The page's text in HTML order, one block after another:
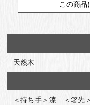
この商品
天然木
＜持ち手＞漆 ＜箸先